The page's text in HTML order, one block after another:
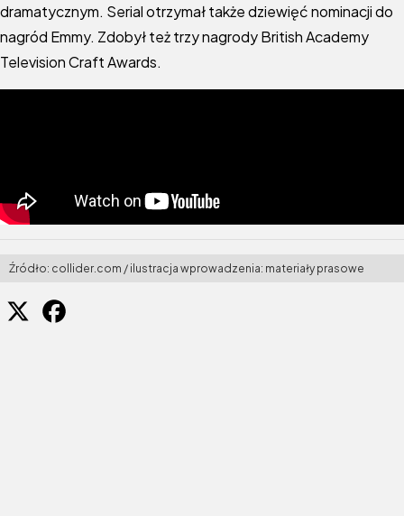
dramatycznym. Serial otrzymał także dziewięć nominacji do
nagród Emmy. Zdobył też trzy nagrody British Academy
Television Craft Awards.
Źródło: collider.com / ilustracja wprowadzenia: materiały prasowe